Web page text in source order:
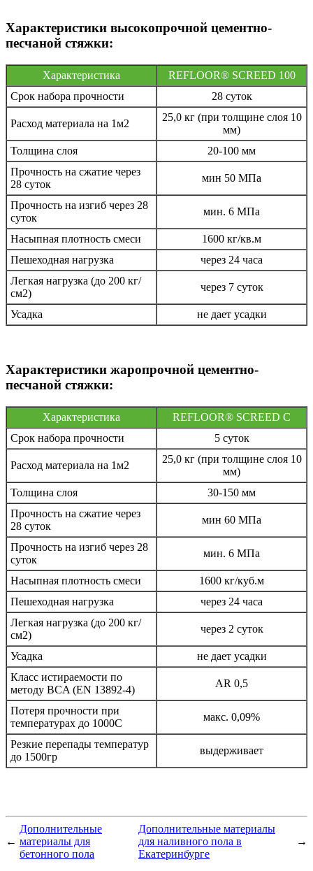
Характеристики высокопрочной цементно-
песчаной стяжки:
Характеристика
REFLOOR® SCREED 100
Срок набора прочности
28 суток
Расход материала на 1м2
25,0 кг (при толщине слоя 10
мм)
Толщина слоя
20-100 мм
Прочность на сжатие через
28 суток
мин 50 МПа
Прочность на изгиб через 28
суток
мин. 6 МПа
Насыпная плотность смеси
1600 кг/кв.м
Пешеходная нагрузка
через 24 часа
Легкая нагрузка (до 200 кг/
см2)
через 7 суток
Усадка не дает усадки
Характеристики жаропрочной цементно-
песчаной стяжки:
Характеристика
REFLOOR® SCREED C
Срок набора прочности
5 суток
Расход материала на 1м2
25,0 кг (при толщине слоя 10
мм)
Толщина слоя
30-150 мм
Прочность на сжатие через
28 суток
мин 60 МПа
Прочность на изгиб через 28
суток
мин. 6 МПа
Насыпная плотность смеси
1600 кг/куб.м
Пешеходная нагрузка
через 24 часа
Легкая нагрузка (до 200 кг/
см2)
через 2 суток
Усадка
не дает усадки
Класс истираемости по
методу BCA (EN 13892-4)
AR 0,5
Потеря прочности при
температурах до 1000С
макс. 0,09%
Резкие перепады температур
до 1500гр
выдерживает
←
Дополнительные
материалы для
бетонного пола
Дополнительные материалы
для наливного пола в
Екатеринбурге
→